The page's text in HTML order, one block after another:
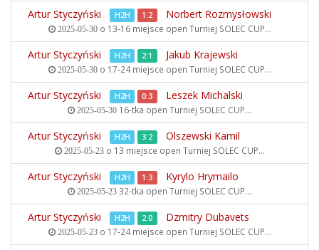
Artur Styczyński H2H 1:2 Norbert Rozmysłowski
2025-05-30o 13-16 miejsce open Turniej SOLEC CUP...
Artur Styczyński H2H 2:1 Jakub Krajewski
2025-05-30o 17-24 miejsce open Turniej SOLEC CUP...
Artur Styczyński H2H 0:3 Leszek Michalski
2025-05-30 16-tka open Turniej SOLEC CUP...
Artur Styczyński H2H 3:2 Olszewski Kamil
2025-05-23o 13 miejsce open Turniej SOLEC CUP...
Artur Styczyński H2H 1:3 Kyrylo Hrymailo
2025-05-23 32-tka open Turniej SOLEC CUP...
Artur Styczyński H2H 2:0 Dzmitry Dubavets
2025-05-23o 17-24 miejsce open Turniej SOLEC CUP...